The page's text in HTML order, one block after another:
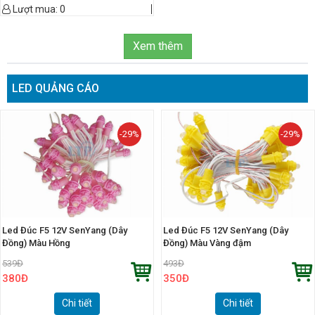
Lượt mua: 0
Xem thêm
LED QUẢNG CÁO
-29%
Led Đúc F5 12V SenYang (Dây
Đồng) Màu Hồng
539Đ
380Đ
Chi tiết
-29%
Led Đúc F5 12V SenYang (Dây
Đồng) Màu Vàng đậm
493Đ
350Đ
Chi tiết